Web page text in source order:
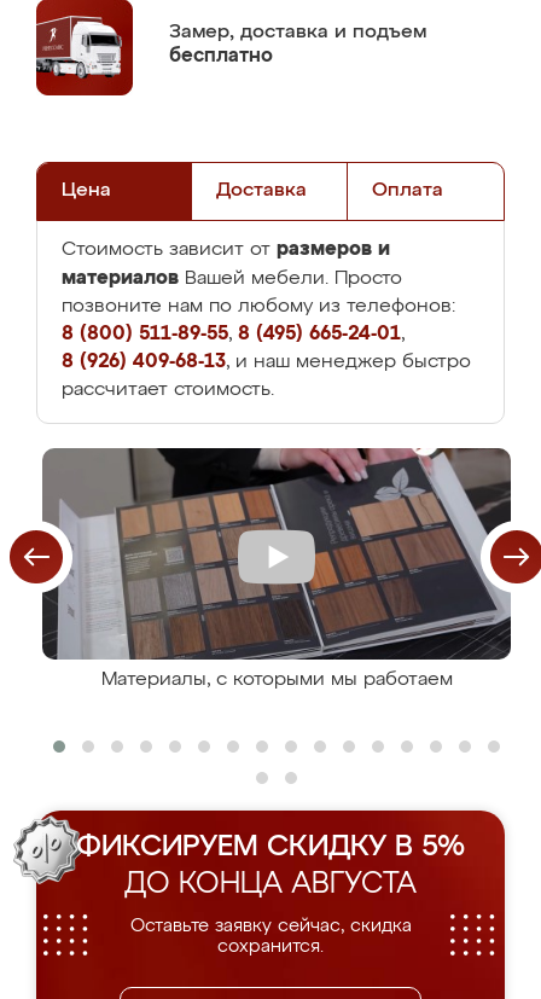
Замер, доставка и подъем
бесплатно
Цена Доставка Оплата
Стоимость зависит от размеров и
материалов Вашей мебели. Просто
позвоните нам по любому из телефонов:
8 (800) 511-89-55, 8 (495) 665-24-01,
8 (926) 409-68-13, и наш менеджер быстро
рассчитает стоимость.
Материалы, с которыми мы работаем
ФИКСИРУЕМ СКИДКУ В 5%
ДО КОНЦА АВГУСТА
Оставьте заявку сейчас, скидка
сохранится.